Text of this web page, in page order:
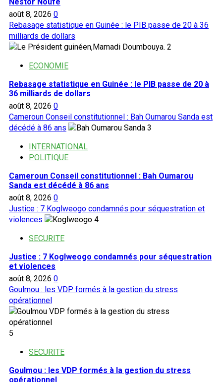
août 8, 2026 0
Rebasage statistique en Guinée : le PIB passe de 20 à 36
milliards de dollars
2
ECONOMIE
Rebasage statistique en Guinée : le PIB passe de 20 à
36 milliards de dollars
août 8, 2026 0
Cameroun Conseil constitutionnel : Bah Oumarou Sanda est
décédé à 86 ans
3
INTERNATIONAL
POLITIQUE
Cameroun Conseil constitutionnel : Bah Oumarou
Sanda est décédé à 86 ans
août 8, 2026 0
Justice : 7 Koglweogo condamnés pour séquestration et
violences
4
SECURITE
Justice : 7 Koglweogo condamnés pour séquestration
et violences
août 8, 2026 0
Goulmou : les VDP formés à la gestion du stress
opérationnel
5
SECURITE
Goulmou : les VDP formés à la gestion du stress
opérationnel